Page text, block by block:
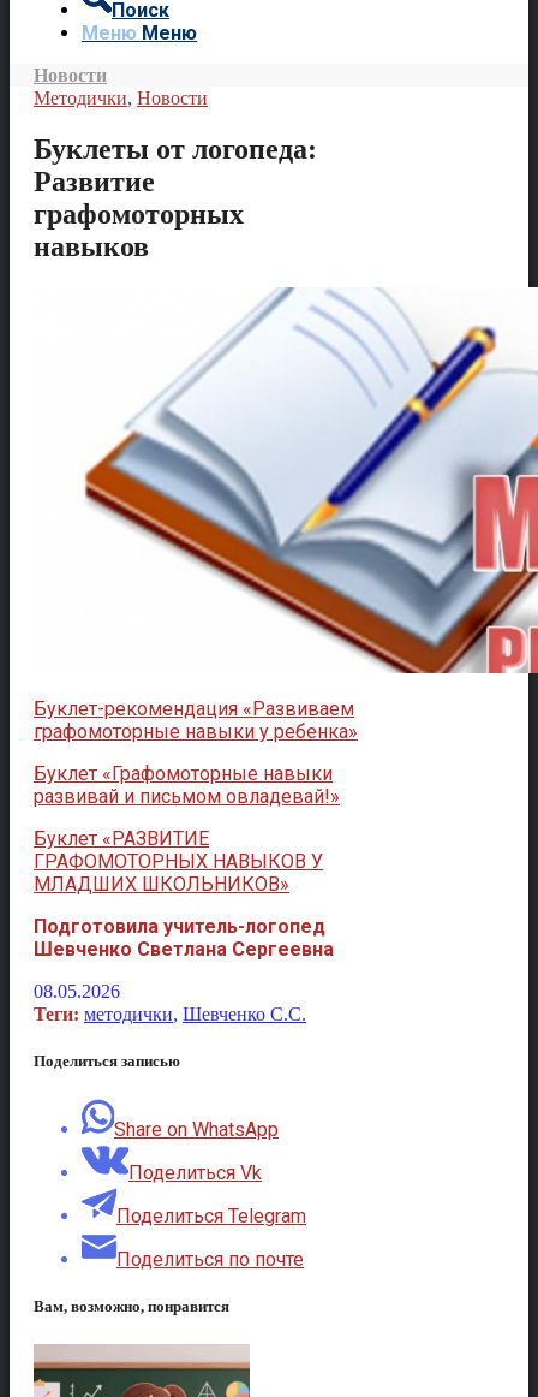
Поиск
Меню Меню
Новости
Методички, Новости
Буклеты от логопеда:
Развитие
графомоторных
навыков
Буклет-рекомендация «Развиваем
графомоторные навыки у ребенка»
Буклет «Графомоторные навыки
развивай и письмом овладевай!»
Буклет «РАЗВИТИЕ
ГРАФОМОТОРНЫХ НАВЫКОВ У
МЛАДШИХ ШКОЛЬНИКОВ»
Подготовила учитель-логопед
Шевченко Светлана Сергеевна
08.05.2026
Теги: методички, Шевченко С.С.
Поделиться записью
Share on WhatsApp
Поделиться Vk
Поделиться Telegram
Поделиться по почте
Вам, возможно, понравится